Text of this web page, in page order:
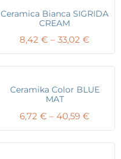
81,17 €
Ceramica Bianca SIGRIDA
CREAM
8,42 € – 33,02 €
range:
8,42 €
33,02 €
Ceramika Color BLUE
MAT
6,72 € – 40,59 €
range:
6,72 €